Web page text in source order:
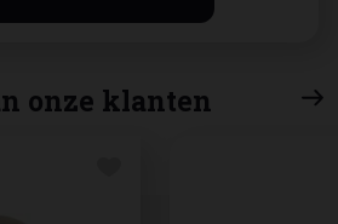
onze klanten